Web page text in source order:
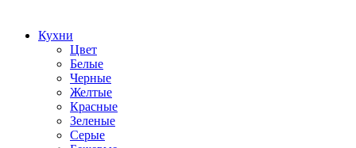
Кухни
Цвет
Белые
Черные
Желтые
Красные
Зеленые
Серые